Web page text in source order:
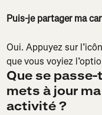
Puis-je partager ma
Oui. Appuyez sur
que vous voyiez
Que se
mets à jour
activité ?